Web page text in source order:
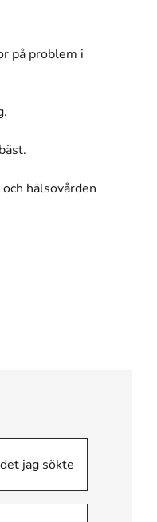
på problem i
hälsovården
jag sökte